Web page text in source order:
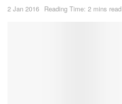
2 Jan 2016 Reading Time: 2 mins read